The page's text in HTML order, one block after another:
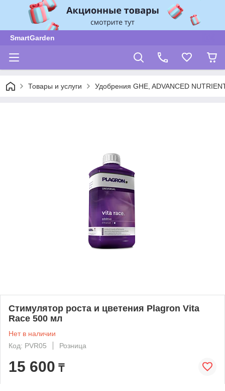
SmartGarden
Товары и услуги Удобрения GHE, ADVANCED
Стимулятор роста и цветения Plagron Vita
Race 500 мл
Нет в наличии
Код: PVR05
Розница
15 600 ₸